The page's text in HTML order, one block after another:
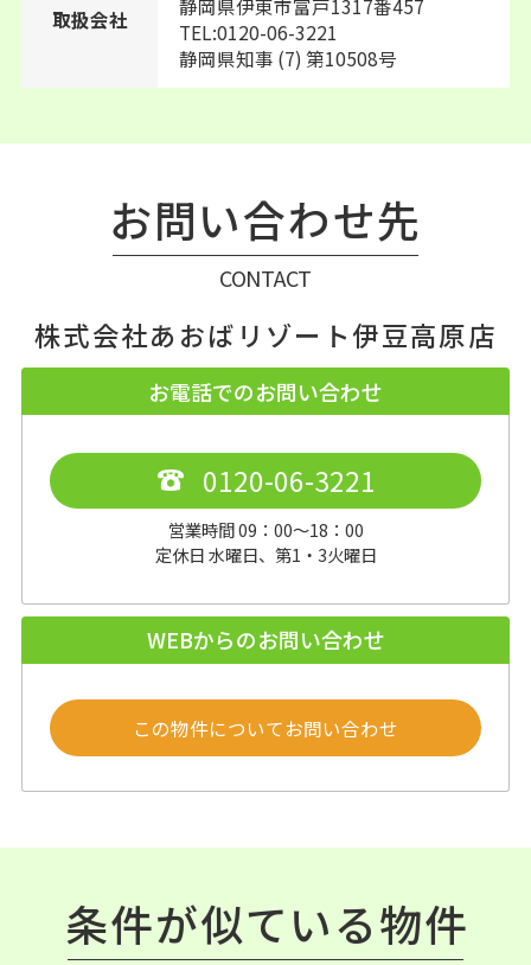
取扱会社
静岡県伊東市富戸1317番457
TEL:0120-06-3221
静岡県知事 (7) 第10508号
お問い合わせ先
CONTACT
株式会社あおばリゾート伊豆高原店
お電話でのお問い合わせ
0120-06-3221
営業時間 09：00～18：00
定休日 水曜日、第1・3火曜日
WEBからのお問い合わせ
この物件についてお問い合わせ
条件が似ている物件